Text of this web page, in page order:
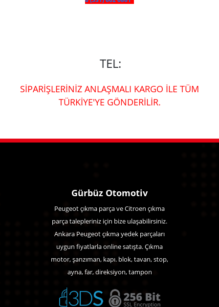
TEL:
SİPARİŞLERİNİZ ANLAŞMALI KARGO İLE TÜM
TÜRKİYE'YE GÖNDERİLİR.
Gürbüz Otomotiv
Peugeot çıkma parça ve Citroen çıkma
parça talepleriniz için bize ulaşabilirsiniz.
Ankara Peugeot çıkma yedek parçaları
uygun fiyatlarla online satışta. Çıkma
motor, şanzıman, kapı. blok, tavan, stop,
ayna, far, direksiyon, tampon